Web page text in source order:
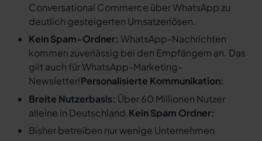
Conversational Commerce über WhatsApp zu
deutlich gesteigerten Umsatzerlösen.
Kein Spam-Ordner: WhatsApp-Nachrichten
kommen zuverlässig bei den Empfängern an. Das
gilt auch für WhatsApp-Marketing-
Newsletter!Personalisierte Kommunikation:
Breite Nutzerbasis: Über 60 Millionen Nutzer
alleine in Deutschland.Kein Spam Ordner:
Bisher betreiben nur wenige Unternehmen